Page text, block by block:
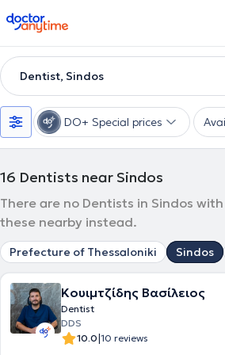
doctoranytime
Dentist, Sindos
DO+ Special prices
16 Dentists near Sindos
There are no Dentists in Sindos
these nearby instead.
Prefecture of Thessaloniki Sindos
Κουιμτζίδης Βασίλειος
Dentist
DDS
10.0|10 reviews